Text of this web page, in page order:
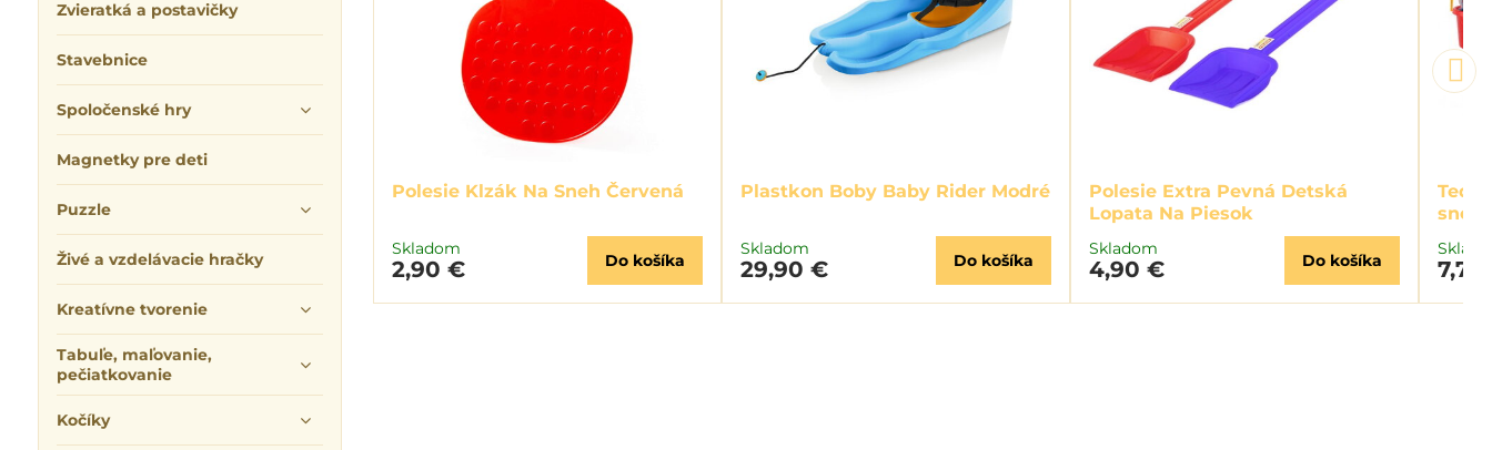
Polesie Klzák Na Sneh Červená
Skladom
2,90 € Do košíka
Plastkon Boby Baby Rider Modré
Skladom
29,90 € Do košíka
Polesie Extra Pevná Detská
Lopata Na Piesok
Skladom
4,90 € Do košíka
Zvieratká a postavičky
Stavebnice
Spoločenské hry
Magnetky pre deti
Puzzle
Živé a vzdelávacie hračky
Kreatívne tvorenie
Tabuľe, maľovanie,
pečiatkovanie
Kočíky